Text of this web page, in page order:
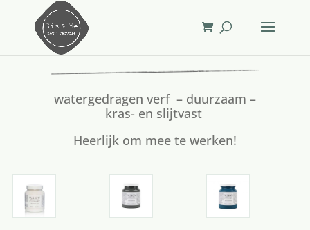
watergedragen verf – duurzaam –
kras- en slijtvast
Heerlijk om mee te werken!